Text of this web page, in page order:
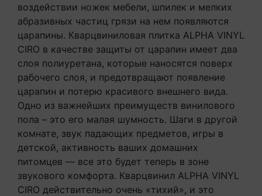
воздействии ножек мебели, шпилек и мелких
абразивных частиц грязи на нем появляются
царапины. Кварцвиниловая плитка ALPHA VINYL
CIRO в качестве защиты от царапин имеет два
слоя полиуретана, которые наносятся поверх
рабочего слоя, и предотвращают появление
царапин и потерю красивого внешнего вида.
Одно из важнейших преимуществ винилового
пола – это его малая шумность. Шаги в другой
комнате, звук падающих предметов, игры в
детской, активность ваших домашних
питомцев — все это будет теперь в зоне
звукового комфорта. Кварцвинил ALPHA VINYL
CIRO действительно очень «тихий», и это